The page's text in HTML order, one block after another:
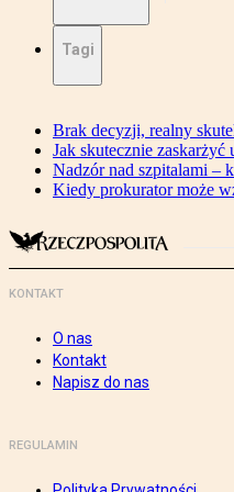
Tagi
Brak decyzji, realny
Jak skutecznie zaskarżyć
Nadzór nad szpitalami –
Kiedy prokurator może
KONTAKT
O nas
Kontakt
Napisz do nas
REGULAMIN